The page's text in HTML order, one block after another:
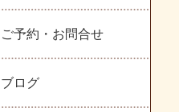
ご予約・お問合せ
ブログ